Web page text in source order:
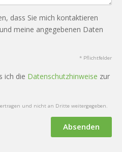
dass Sie mich kontaktieren
meine angegebenen Daten
* Pflichtfelder
ich die Datenschutzhinweise zur
und nicht an Dritte weitergegeben.
Absenden